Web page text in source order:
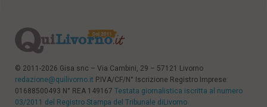
© 2011-2026 Gisa snc – Via Cambini, 29 – 57121 Livorno
redazione@quilivorno.it P.IVA/CF/N° Iscrizione Registro Imprese:
01688500493 N° REA 149167 Testata giornalistica iscritta al numero
03/2011 del Registro Stampa del Tribunale diLivorno